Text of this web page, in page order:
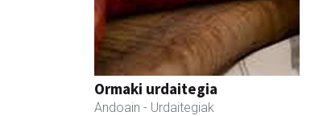
Ormaki urdaitegia
Andoain - Urdaitegiak